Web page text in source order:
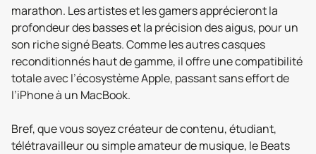
marathon. Les artistes et les gamers apprécieront la
profondeur des basses et la précision des aigus, pour un
son riche signé Beats. Comme les autres casques
reconditionnés haut de gamme, il offre une compatibilité
totale avec l’écosystème Apple, passant sans effort de
l’iPhone à un MacBook.
Bref, que vous soyez créateur de contenu, étudiant,
télétravailleur ou simple amateur de musique, le Beats